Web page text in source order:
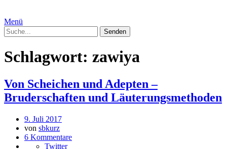
Menü
Schlagwort: zawiya
Von Scheichen und Adepten –
Bruderschaften und Läuterungsmethoden
9. Juli 2017
von sbkurz
6 Kommentare
Twitter